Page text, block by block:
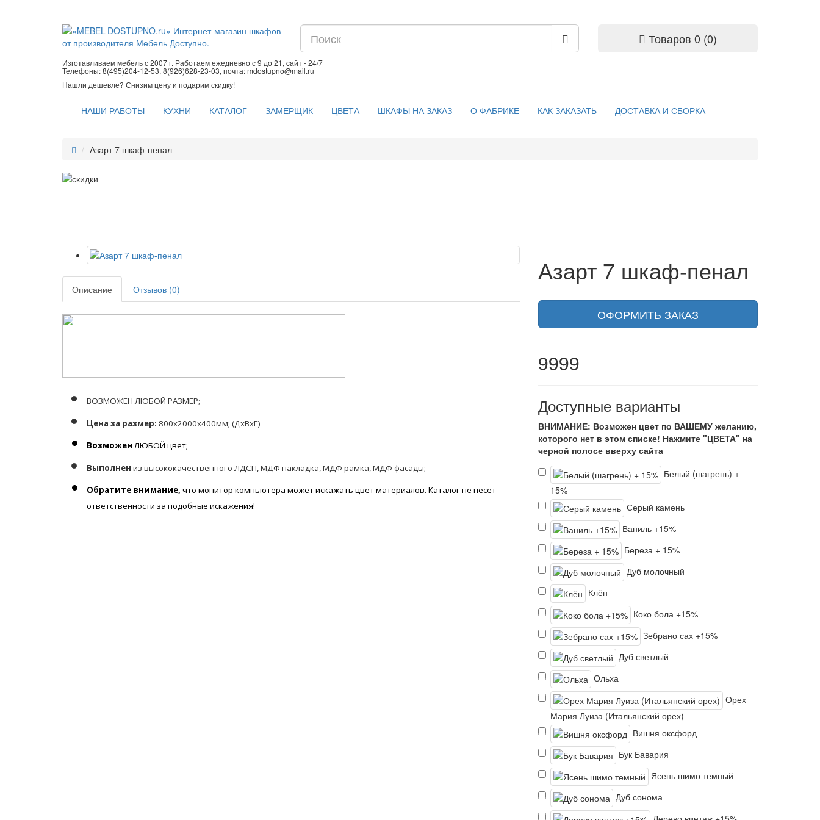
Товаров 0 (0)
Изготавливаем мебель с 2007 г. Работаем ежедневно с 9 до 21, cайт - 24/7
Телефоны: 8(495)204-12-53, 8(926)628-23-03, почта: mdostupno@mail.ru
Нашли дешевле? Снизим цену и подарим скидку!
НАШИ РАБОТЫ КУХНИ КАТАЛОГ ЗАМЕРЩИК ЦВЕТА ШКАФЫ НА ЗАКАЗ О ФАБРИКЕ КАК ЗАКАЗАТЬ ДОСТАВКА И СБОРКА
Азарт 7 шкаф-пенал
Описание Отзывов (0)
ВОЗМОЖЕН ЛЮБОЙ РАЗМЕР;
Цена за размер: 800х2000х400мм; (ДхВхГ)
ВозможенЛЮБОЙ цвет;
Выполнен из высококачественного ЛДСП,МДФ накладка, МДФ рамка, МДФ фасады;
Обратите внимание, что монитор компьютера может искажать цвет материалов. Каталог не несет
ответственности за подобные искажения!
Азарт 7 шкаф-пенал
ОФОРМИТЬ ЗАКАЗ
9999
Доступные варианты
ВНИМАНИЕ: Возможен цвет по ВАШЕМУ желанию,
которого нет в этом списке! Нажмите "ЦВЕТА" на
черной полосе вверху сайта
Белый (шагрень) +
15%
Серый камень
Ваниль +15%
Береза + 15%
Дуб молочный
Клён
Коко бола +15%
Зебрано сах +15%
Дуб светлый
Ольха
Орех
Мария Луиза (Итальянский орех)
Вишня оксфорд
Бук Бавария
Ясень шимо темный
Дуб сонома